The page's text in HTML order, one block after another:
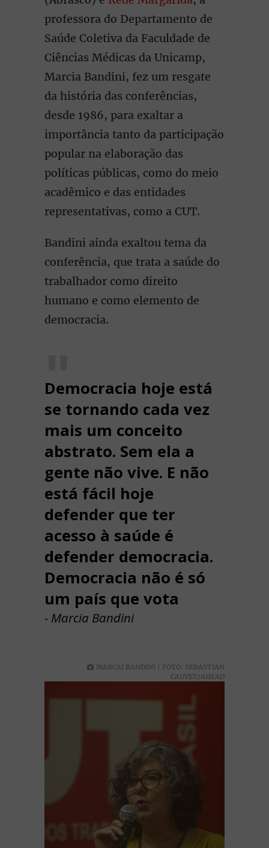
professora do Departamento de
Saúde Coletiva da Faculdade de
Ciências Médicas da Unicamp,
Marcia Bandini, fez um resgate
da história das conferências,
desde 1986, para exaltar a
importância tanto da participação
popular na elaboração das
políticas públicas, como do meio
acadêmico e das entidades
representativas, como a CUT.
Bandini ainda exaltou tema da
conferência, que trata a saúde do
trabalhador como direito
humano e como elemento de
democracia.
Democracia hoje está
se tornando cada vez
mais um conceito
abstrato. Sem ela a
gente não vive. E não
está fácil hoje
defender que ter
acesso à saúde é
defender democracia.
Democracia não é só
um país que vota
- Marcia Bandini
MARCAI BANDINI | FOTO: SEBASTIAN
CAUVET/AHEAD